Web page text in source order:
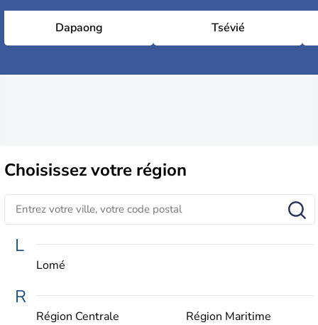
Dapaong Tsévié
Choisissezvotre région
L
Lomé
R
Région Centrale
Région Maritime